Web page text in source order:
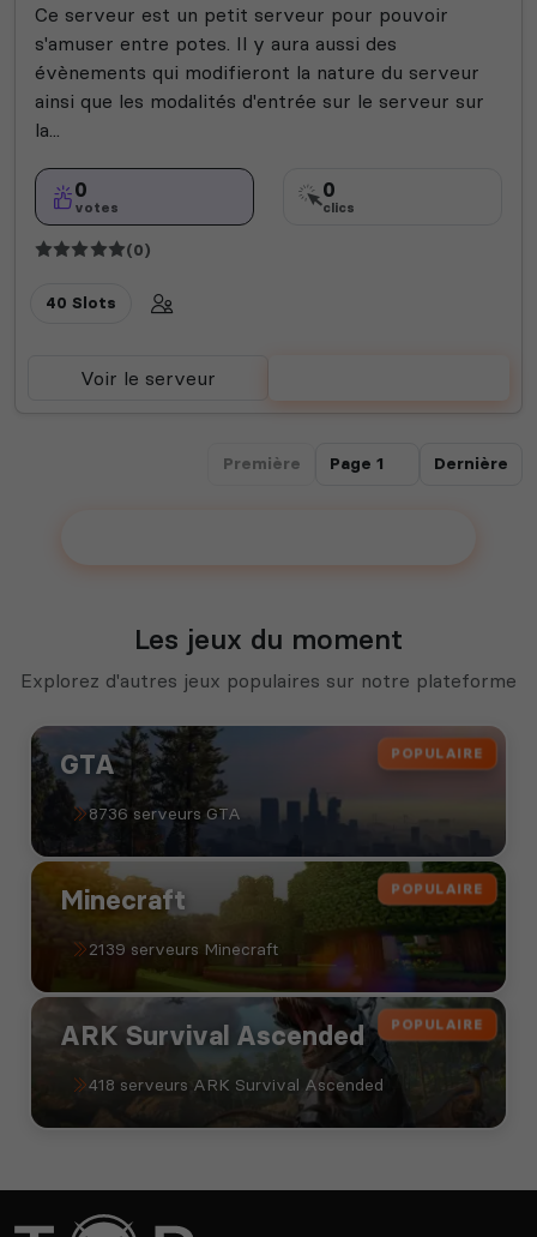
Ce serveur est un petit serveur pour pouvoir
s'amuser entre potes. Il y aura aussi des
évènements qui modifieront la nature du serveur
ainsi que les modalités d'entrée sur le serveur sur
la...
0
votes
0
clics
(0)
40 Slots
Voir le serveur
Première Dernière
Les jeux du moment
Explorez d'autres jeux populaires sur notre plateforme
POPULAIRE
GTA
8736 serveurs GTA
POPULAIRE
Minecraft
2139 serveurs Minecraft
POPULAIRE
ARK Survival Ascended
418 serveurs ARK Survival Ascended